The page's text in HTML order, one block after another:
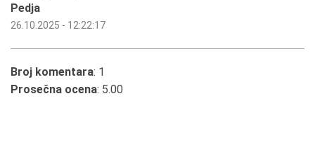
Pedja
26.10.2025 - 12:22:17
Broj komentara: 1
Prosečna ocena: 5.00